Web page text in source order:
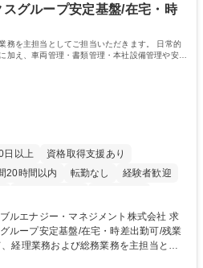
スグループ安定基盤/在宅・時
務を主担当としてご担当いただきます。 日常的
加え、車両管理・書類管理・本社設備管理や安全
。
日以上
資格取得支援あり
20時間以内 転勤なし
経験者歓迎
り 土日祝休み
エナジー・マネジメント株式会社 求
ループ安定基盤/在宅・時差出勤可/残業
支払処理や決算業務などの経理業務に加